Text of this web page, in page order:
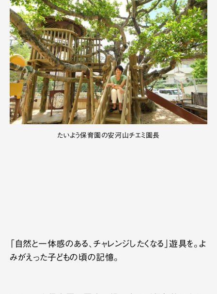
たいよう保育園の安河山チエミ園長
「自然と一体感のある、チャレンジしたくなる」遊具を。よ
みがえった子どもの頃の記憶。